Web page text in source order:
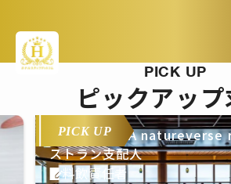
PICK UP
ピックアッ
retreatレ PICK
THE
理長
料